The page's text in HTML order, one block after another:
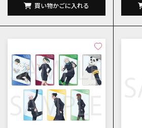
買い物かごに入れる